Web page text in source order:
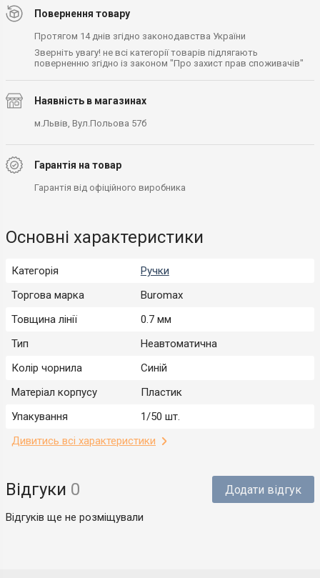
Повернення товару
Протягом 14 днів згідно законодавства України
Зверніть увагу! не всі категорії товарів підлягають
поверненню згідно із законом "Про захист прав споживачів"
Наявність в магазинах
м.Львів, Вул.Польова 57б
Гарантія на товар
Гарантія від офіційного виробника
Основні характеристики
Категорія
Ручки
Торгова марка
Buromax
Товщина лінії
0.7 мм
Тип
Неавтоматична
Колір чорнила
Синій
Матеріал корпусу
Пластик
Упакування
1/50 шт.
Дивитись всі характеристики
Відгуки 0 Додати відгук
Відгуків ще не розміщували